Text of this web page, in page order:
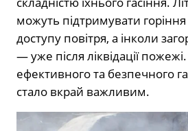
можуть підтримувати горіння
доступу повітря, а інколи
— уже після ліквідації
ефективного та безпечного
стало вкрай важливим.